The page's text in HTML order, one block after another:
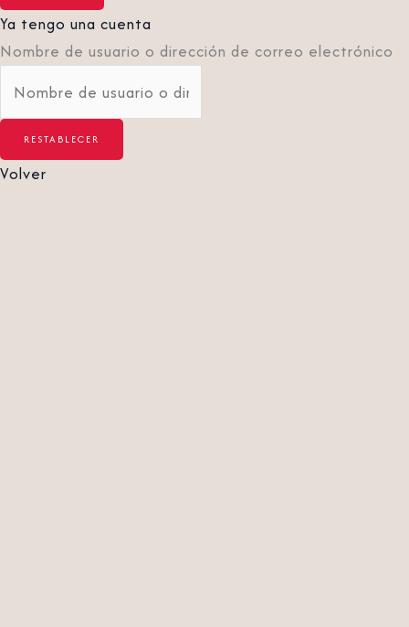
Ya tengo una cuenta
Nombre de usuario o dirección de correo electrónico
Volver